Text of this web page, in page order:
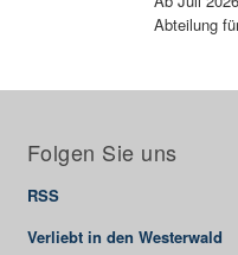
Abteilung
Folgen Sie uns
RSS
Verliebt in den Westerwald